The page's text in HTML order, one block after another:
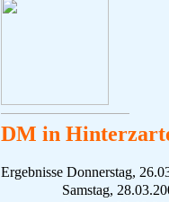
DM in
Ergebnisse Donnerstag,
Samstag,